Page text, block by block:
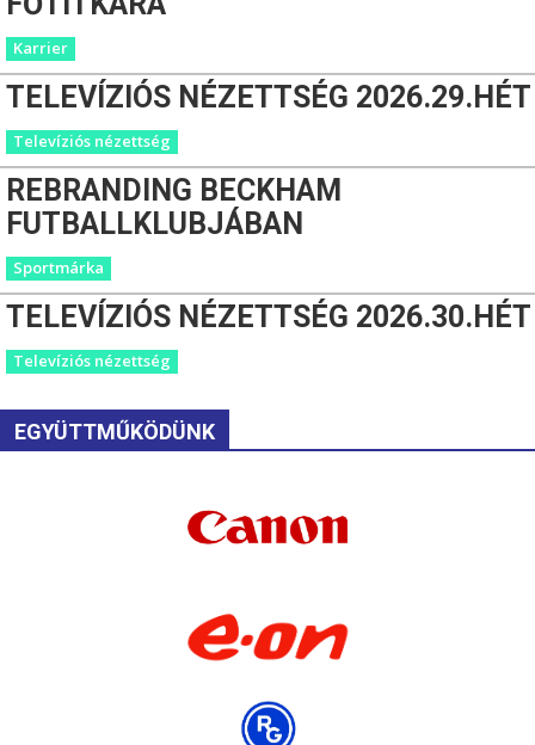
Karrier
TELEVÍZIÓS NÉZETTSÉG 2026.29.HÉT
Televíziós nézettség
REBRANDING BECKHAM
FUTBALLKLUBJÁBAN
Sportmárka
TELEVÍZIÓS NÉZETTSÉG 2026.30.HÉT
Televíziós nézettség
EGYÜTTMŰKÖDÜNK